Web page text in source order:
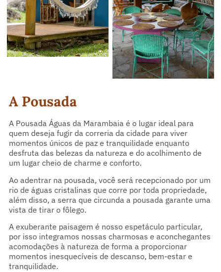
A Pousada
A Pousada Águas da Marambaia é o lugar ideal para
quem deseja fugir da correria da cidade para viver
momentos únicos de paz e tranquilidade enquanto
desfruta das belezas da natureza e do acolhimento de
um lugar cheio de charme e conforto.
Ao adentrar na pousada, você será recepcionado por um
rio de águas cristalinas que corre por toda propriedade,
além disso, a serra que circunda a pousada garante uma
vista de tirar o fôlego.
A exuberante paisagem é nosso espetáculo particular,
por isso integramos nossas charmosas e aconchegantes
acomodações à natureza de forma a proporcionar
momentos inesquecíveis de descanso, bem-estar e
tranquilidade.